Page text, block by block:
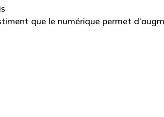
que le numérique permet